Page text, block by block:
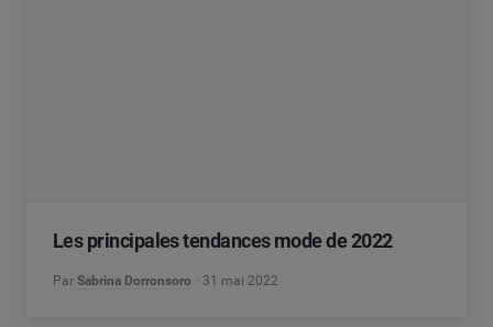
Les principales tendances mode de 2022
Par Sabrina Dorronsoro 31 mai 2022